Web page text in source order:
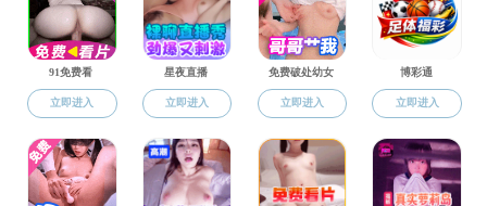
学术研究
挂靠机构
学术期刊
挂靠机构
国外考试中心
全国大学英语四、六级考试委